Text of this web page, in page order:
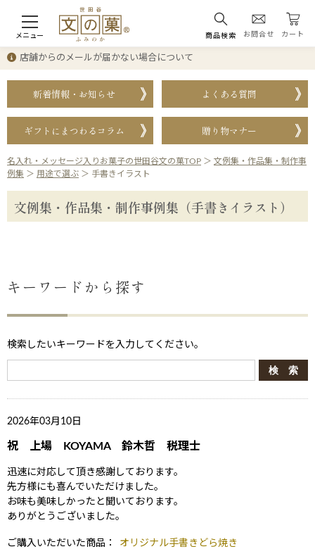
メニュー 商品検索 お問合せ カート
店舗からのメールが届かない場合について
新着情報・お知らせ よくある質問
ギフトにまつわるコラム 贈り物マナー
名入れ・メッセージ入りお菓子の世田谷文の菓TOP ＞ 文例集・作品集・制作事
例集 ＞ 用途で選ぶ ＞ 手書きイラスト
文例集・作品集・制作事例集（手書きイラスト）
キーワードから探す
検索したいキーワードを入力してください。
2026年03月10日
祝 上場 KOYAMA 鈴木哲 税理士
迅速に対応して頂き感謝しております。
先方様にも喜んでいただけました。
お味も美味しかったと聞いております。
ありがとうございました。
ご購入いただいた商品： オリジナル手書きどら焼き